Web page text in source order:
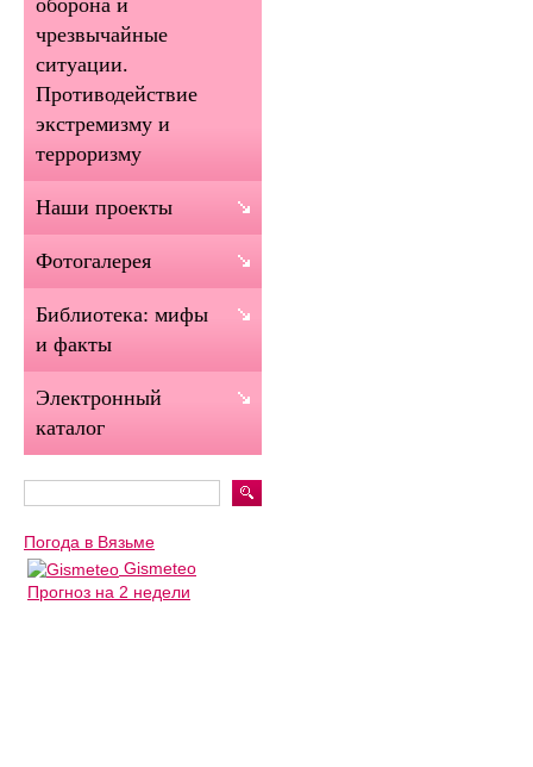
оборона и
чрезвычайные
ситуации.
Противодействие
экстремизму и
терроризму
Наши проекты
Фотогалерея
Библиотека: мифы
и факты
Электронный
каталог
Погода в Вязьме
Gismeteo
Прогноз на 2 недели